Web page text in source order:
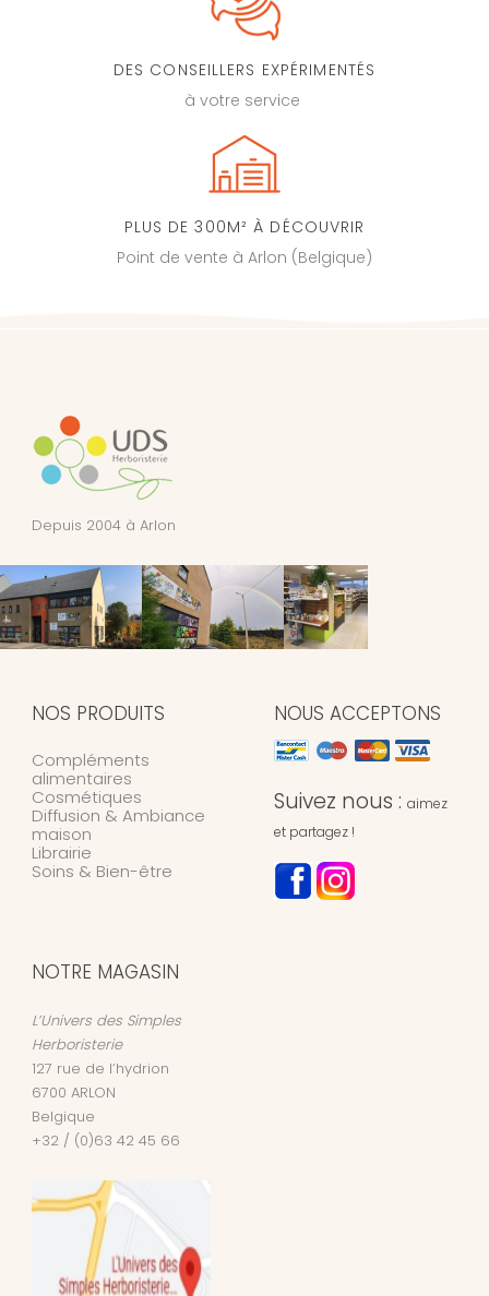
DES CONSEILLERS EXPÉRIMENTÉS
à votre service
PLUS DE 300M² À DÉCOUVRIR
Point de vente à Arlon (Belgique)
Depuis 2004 à Arlon
NOS PRODUITS
Compléments
alimentaires
Cosmétiques
Diffusion & Ambiance
maison
Librairie
Soins & Bien-être
NOUS ACCEPTONS
Suivez nous : aimez
et partagez !
NOTRE MAGASIN
L’Univers des Simples
Herboristerie
127 rue de l’hydrion
6700 ARLON
Belgique
+32 / (0)63 42 45 66